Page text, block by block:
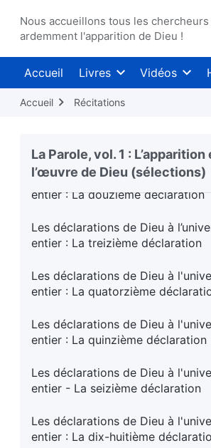
Nous accueillons tous les
ardemment l'apparition de Dieu !
Accueil Livres Vidéos
Accueil Récitations
La Parole, vol. 1 : L’apparition
l’œuvre de Dieu (sélections)
Les déclarations de Dieu à
Les paroles de Dieu à l’univers
Hymne du royaume
entier : La onzième déclaration
Les déclarations de Dieu à
entier : La douzième déclaration
Les déclarations de Dieu à
entier : La treizième déclaration
Les déclarations de Dieu à
entier : La quatorzième
Les déclarations de Dieu à
entier : La quinzième déclaration
Les déclarations de Dieu à
entier - La seizième déclaration
Les déclarations de Dieu à
entier : La dix-huitième